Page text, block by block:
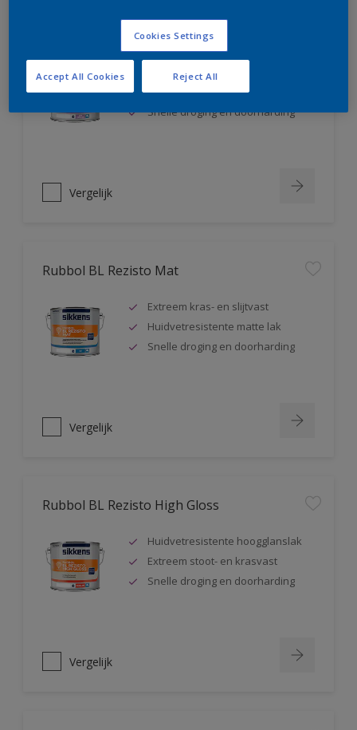
Rubbol BL Rezisto Satin
Extreem kras- en slijtvast
Huidvetresistente zijdeglanslak
Snelle droging en doorharding
Vergelijk
Rubbol BL Rezisto Mat
Extreem kras- en slijtvast
Huidvetresistente matte lak
Snelle droging en doorharding
Vergelijk
Rubbol BL Rezisto High Gloss
Huidvetresistente hoogglanslak
Extreem stoot- en krasvast
Snelle droging en doorharding
Vergelijk
Cookies Settings
Reject All
Accept All Cookies